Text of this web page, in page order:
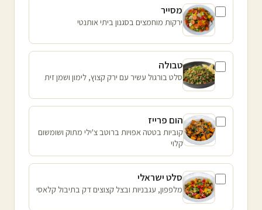
מסייר
ירקות מוחמצים בסגנון ביתי אותנטי
טבולה
סלט בורגול עשיר עם ירק קצוץ, לימון ושמן זית
הום פרייז
קוביות בטטה אפויות ברוטב צ'ילי מתוק ושומשום
קלוי
סלט ישראלי
מלפפון, עגבניות ובצל קצוצים דק בתיבול קלאסי